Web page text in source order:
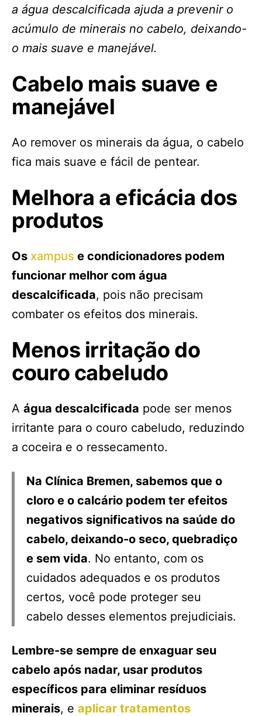
a água descalcificada ajuda a prevenir o
acúmulo de minerais no cabelo, deixando-
o mais suave e manejável.
Cabelo mais suave e
manejável
Ao remover os minerais da água, o cabelo
fica mais suave e fácil de pentear.
Melhora a eficácia dos
produtos
Os xampus e condicionadores podem
funcionar melhor com água
descalcificada, pois não precisam
combater os efeitos dos minerais.
Menos irritação do
couro cabeludo
A água descalcificada pode ser menos
irritante para o couro cabeludo, reduzindo
a coceira e o ressecamento.
Na Clínica Bremen, sabemos que o
cloro e o calcário podem ter efeitos
negativos significativos na saúde do
cabelo, deixando-o seco, quebradiço
e sem vida. No entanto, com os
cuidados adequados e os produtos
certos, você pode proteger seu
cabelo desses elementos prejudiciais.
Lembre-se sempre de enxaguar seu
cabelo após nadar, usar produtos
específicos para eliminar resíduos
minerais, e aplicar tratamentos